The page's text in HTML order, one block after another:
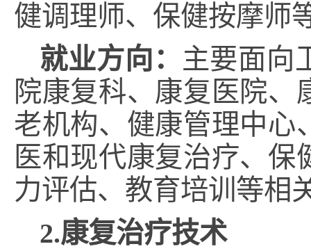
健调理师、保健按摩师
就业方向 ： 主要面向
院康复科、康复医院
老机构、健康管理中心
医和现代康复治疗、
力评估、教育培训等相
2.康复治疗技术